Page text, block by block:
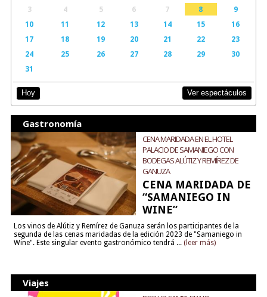
3
4 5 6 7 8
9
10
11 12 13 14 15
16
17
18 19 20 21 22
23
24
25 26 27 28 29
30
31
Hoy Ver espectáculos
Gastronomía
CENA MARIDADA EN EL HOTEL
PALACIO DE SAMANIEGO CON
BODEGAS ALÚTIZ Y REMÍREZ DE
GANUZA
CENA MARIDADA DE
“SAMANIEGO IN
WINE”
Los vinos de Alútiz y Remírez de Ganuza serán los participantes de la
segunda de las cenas maridadas de la edición 2023 de "Samaniego in
Wine". Este singular evento gastronómico tendrá ... (leer más)
Viajes